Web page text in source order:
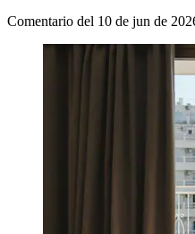
Comentario del 10 de jun de